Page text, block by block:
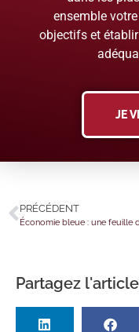
ensemble
objectifs et
JE
PRÉCÉDENT
Partagez